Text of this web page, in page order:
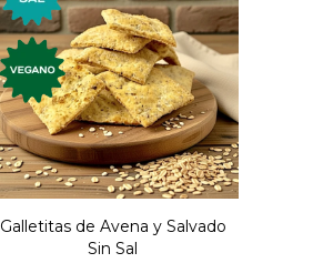
Galletas premium,
veganas, con cereales.
Nuevos sabores,
elaboradas
artesanalmente.
Galletitas de Avena y Salvado
Sin Sal